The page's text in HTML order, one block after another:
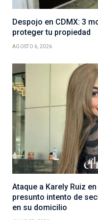
Despojo en CDMX: 3
proteger tu propiedad
AGOSTO 6, 2026
Ataque a Karely Ruiz
presunto intento de
en su domicilio